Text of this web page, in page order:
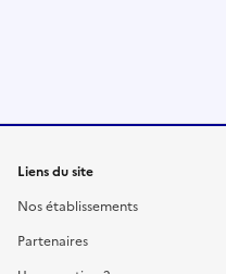
Liens du site
Nos établissements
Partenaires